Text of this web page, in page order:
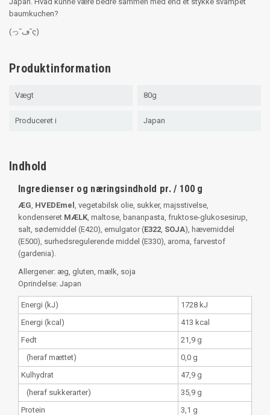
baumkuchen?
(っ˘ڡ˘ς)
Produktinformation
Vægt 80g
Produceret i Japan
Indhold
Ingredienser og næringsindhold pr. / 100 g
ÆG HVEDEmel
, vegetabilsk olie, sukker, majsstivelse,
kondenseret MÆLK , maltose, bananpasta, fruktose-glukosesirup,
salt, sødemiddel (E420), emulgator (E322 SOJA), hævemiddel
(E500), surhedsregulerende middel (E330), aroma, farvestof
(gardenia).
Allergener: æg, gluten, mælk, soja
Oprindelse: Japan
Energi (kJ)
1728 kJ
Energi (kcal)
413 kcal
Fedt
21,9 g
(heraf mættet)
0,0 g
Kulhydrat
47,9 g
(heraf sukkerarter)
35,9 g
Protein
3,1 g